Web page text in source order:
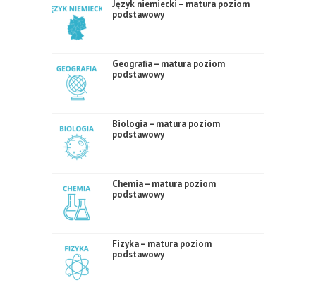
Język niemiecki – matura poziom
podstawowy
Geografia – matura poziom
podstawowy
Biologia – matura poziom
podstawowy
Chemia – matura poziom
podstawowy
Fizyka – matura poziom
podstawowy